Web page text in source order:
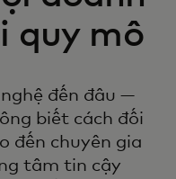
quy mô
đến đâu —
biết cách đối
đến chuyên gia
tâm tin cậy